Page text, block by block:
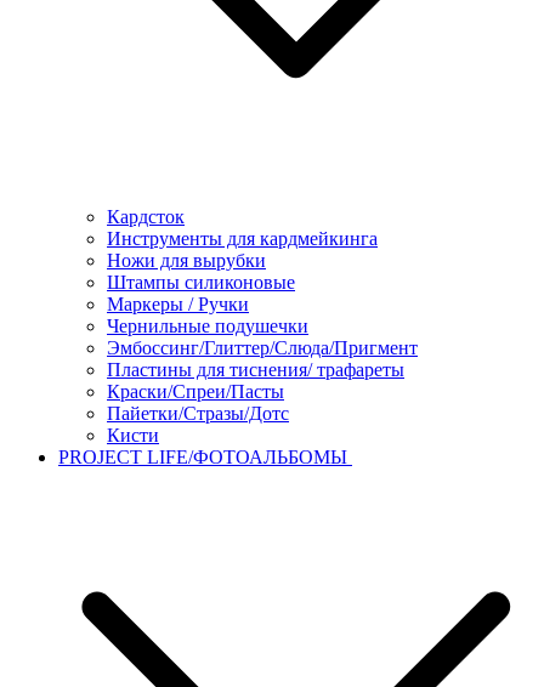
Кардсток
Инструменты для кардмейкинга
Ножи для вырубки
Штампы силиконовые
Маркеры / Ручки
Чернильные подушечки
Эмбоссинг/Глиттер/Слюда/Пригмент
Пластины для тиснения/ трафареты
Краски/Спреи/Пасты
Пайетки/Стразы/Дотс
Кисти
PROJECT LIFE/ФОТОАЛЬБОМЫ